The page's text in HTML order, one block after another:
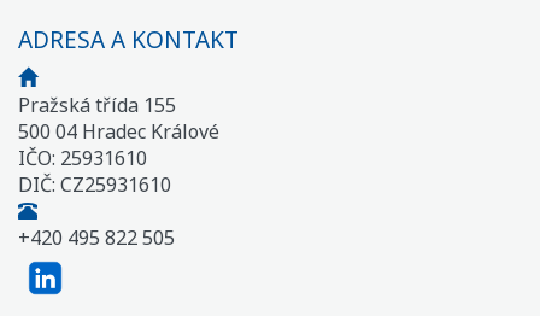
ADRESA A KONTAKT
Pražská třída 155
500 04 Hradec Králové
IČO: 25931610
DIČ: CZ25931610
+420 495 822 505